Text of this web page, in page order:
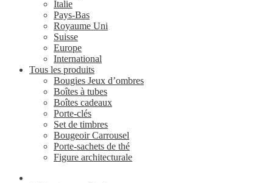
Italie
Pays-Bas
Royaume Uni
Suisse
Europe
International
Tous les produits
Bougies Jeux d’ombres
Boîtes à tubes
Boîtes cadeaux
Porte-clés
Set de timbres
Bougeoir Carrousel
Porte-sachets de thé
Figure architecturale